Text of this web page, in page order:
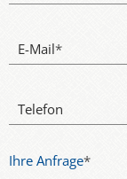
E-Mail*
Telefon
Ihre Anfrage*